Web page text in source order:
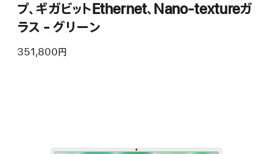
プ、ギガビットEthernet、Nano-textureガ
ラス - グリーン
351,800円